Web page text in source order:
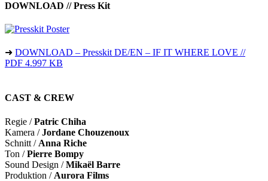
DOWNLOAD // Press Kit
➜ DOWNLOAD – Presskit DE/EN – IF IT WHERE LOVE //
PDF 4.997 KB
CAST & CREW
Regie /Patric Chiha
Kamera /Jordane Chouzenoux
Schnitt / Anna Riche
Ton /Pierre Bompy
Sound Design /Mikaël Barre
Produktion / Aurora Films